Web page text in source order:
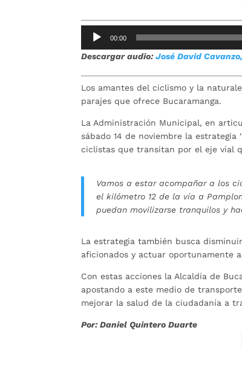
Reproductor
audio
00:00
Descargar audio:José David
Los amantes del ciclismo y la
parajes que ofrece Bucaramanga.
La Administración Municipal, en
sábado 14 de noviembre la estrategia
ciclistas que transitan por el eje vial
Vamos a estar acompañar a los
el kilómetro 12 de la vía a
puedan movilizarse tranquilos y
La estrategia también busca
aficionados y actuar oportunamente
Con estas acciones la Alcaldía de
apostando a este medio de
mejorar la salud de la ciudadanía a
Por: Daniel Quintero Duarte